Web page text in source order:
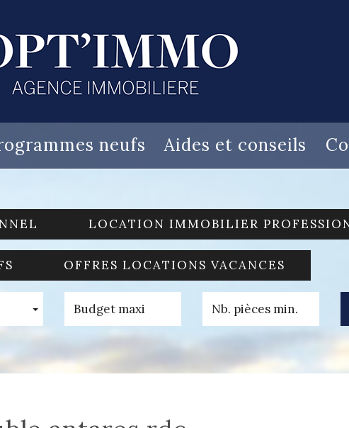
neufs Aides et conseils
LOCATION IMMOBILIER
OFFRES LOCATIONS VACANCES